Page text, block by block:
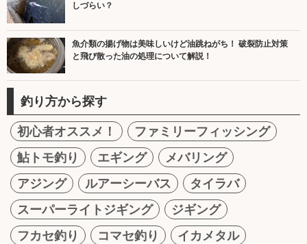
しづらい？
魚介類の揚げ物は美味しいけど油跳ねがち！ 破裂防止対策
と飛び散った油の処理について解説！
釣り方から探す
初心者オススメ！
ファミリーフィッシング
鮎トモ釣り
エギング
メバリング
アジング
ルアーシーバス
タイラバ
スーパーライトジギング
ジギング
フカセ釣り
コマセ釣り
イカメタル